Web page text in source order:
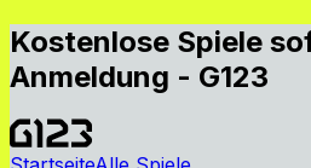
Kostenlose Spiele
Anmeldung - G123